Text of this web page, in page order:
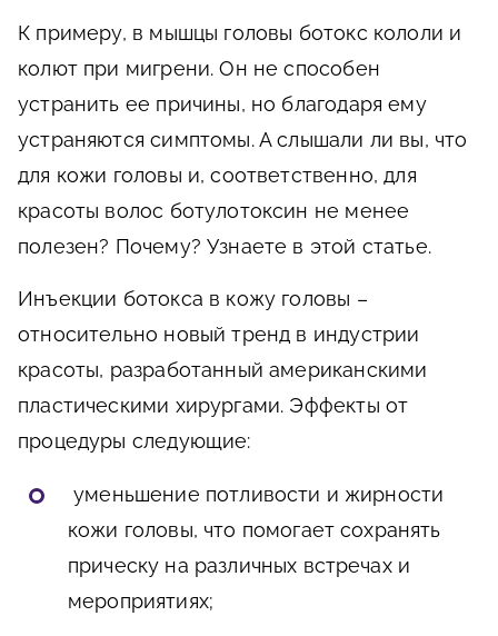
К примеру, в мышцы головы ботокс кололи и
колют при мигрени. Он не способен
устранить ее причины, но благодаря ему
устраняются симптомы. А слышали ли вы, что
для кожи головы и, соответственно, для
красоты волос ботулотоксин не менее
полезен? Почему? Узнаете в этой статье.
Инъекции ботокса в кожу головы –
относительно новый тренд в индустрии
красоты, разработанный американскими
пластическими хирургами. Эффекты от
процедуры следующие:
уменьшение потливости и жирности
кожи головы, что помогает сохранять
прическу на различных встречах и
мероприятиях;